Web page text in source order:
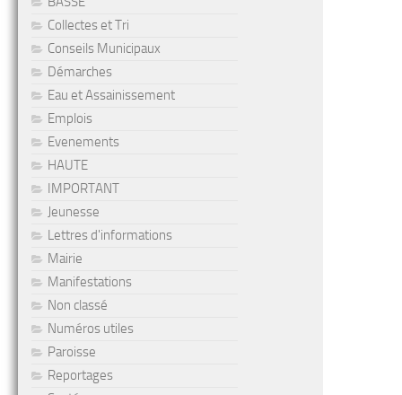
Collectes et Tri
Conseils Municipaux
Démarches
Eau et Assainissement
Emplois
Evenements
HAUTE
IMPORTANT
Jeunesse
Lettres d'informations
Mairie
Manifestations
Non classé
Numéros utiles
Paroisse
Reportages